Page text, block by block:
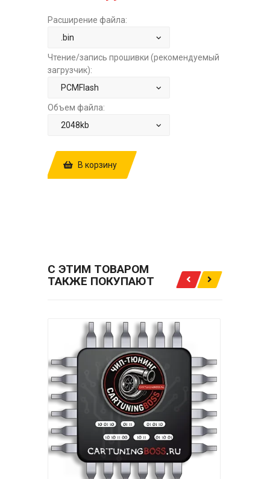
Расширение файла:
Чтение/запись прошивки (рекомендуемый
загрузчик):
Объем файла:
В корзину
С ЭТИМ ТОВАРОМ
ТАКЖЕ ПОКУПАЮТ